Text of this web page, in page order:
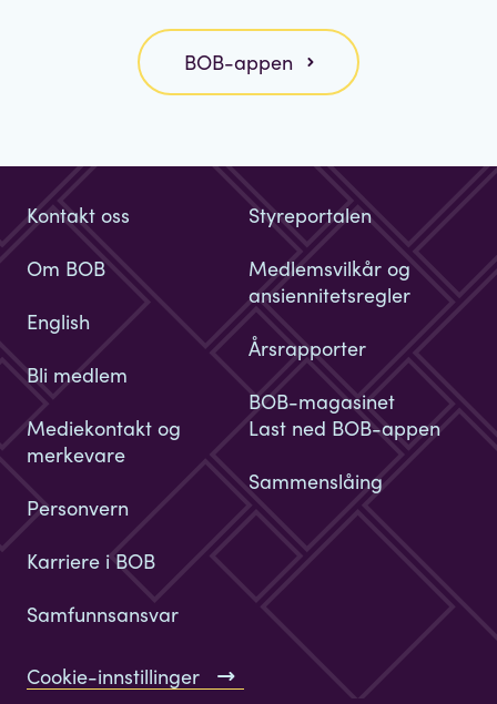
BOB-appen
Kontakt oss
Om BOB
English
Bli medlem
Styreportalen
Medlemsvilkår og
ansiennitetsregler
Årsrapporter
BOB-magasinet
Mediekontakt og
merkevare
Personvern
Karriere i BOB
Samfunnsansvar
Last ned BOB-appen
Sammenslåing
Cookie-innstillinger